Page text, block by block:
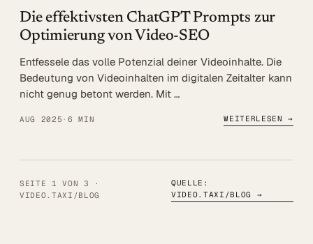
Die effektivsten ChatGPT Prompts zur
Optimierung von Video-SEO
Entfessele das volle Potenzial deiner Videoinhalte. Die
Bedeutung von Videoinhalten im digitalen Zeitalter kann
nicht genug betont werden. Mit …
AUG 2025 · 6 MIN WEITERLESEN →
SEITE 1 VON 3 ·
VIDEO.TAXI/BLOG
QUELLE:
VIDEO.TAXI/BLOG
→